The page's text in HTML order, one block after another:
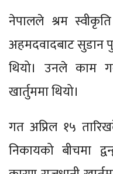
नेपालले श्रम
अहमदवादबाट सुडान
थियो। उनले काम
खार्तुममा थियो।
गत अप्रिल १५
निकायको बीचमा